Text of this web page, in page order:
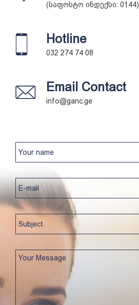
(საფოსტო ინდექსი: 0144)
Hotline
032 274 74 08
Email Contact
info@ganc.ge